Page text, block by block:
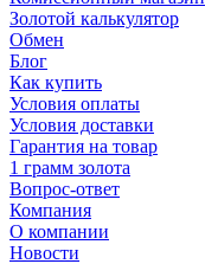
Золотой калькулятор
Обмен
Блог
Как купить
Условия оплаты
Условия доставки
Гарантия на товар
1 грамм золота
Вопрос-ответ
Компания
О компании
Новости